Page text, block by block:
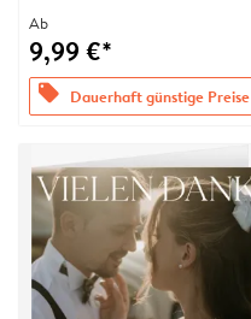
Ab
9,99 €*
offers Dauerhaft günstige Preise